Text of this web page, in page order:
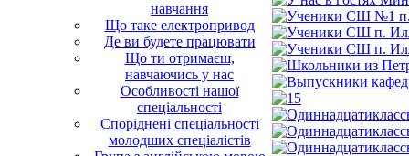
навчання
Що таке електропривод
Де ви будете працювати
Що ти отримаєш,
навчаючись у нас
Особливості нашої
спеціальності
Споріднені спеціальності
молодших спеціалістів